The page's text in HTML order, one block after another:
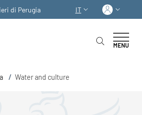
di Perugia
SELETTORE LINGUA:
IT
MENU
/ Water and culture